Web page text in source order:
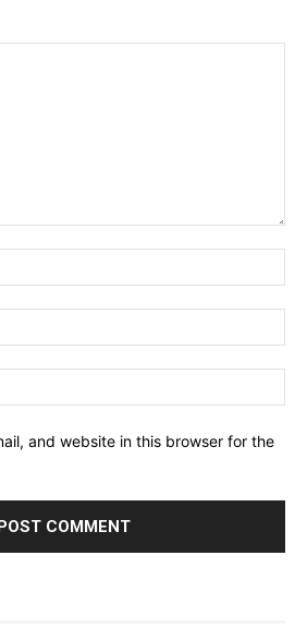
and website in this browser for the